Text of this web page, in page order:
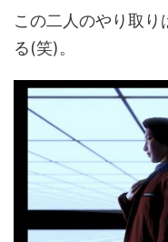
この二人のやり取
る(笑)。